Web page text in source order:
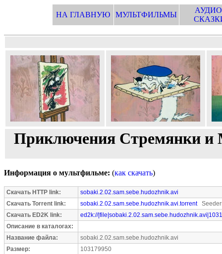
НА ГЛАВНУЮ МУЛЬТФИЛЬМЫ
Приключения Стремянки и
Информация о мультфильме: (как скачать)
Скачать HTTP link:
sobaki.2.02.sam.sebe.hudozhnik.avi
Скачать Torrent link:
sobaki.2.02.sam.sebe.hudozhnik.avi.torrent
Скачать ED2K link:
ed2k://
Описание в каталогах:
Название файла:
sobaki.2.02.sam.sebe.hudozhnik.avi
Размер:
103179950